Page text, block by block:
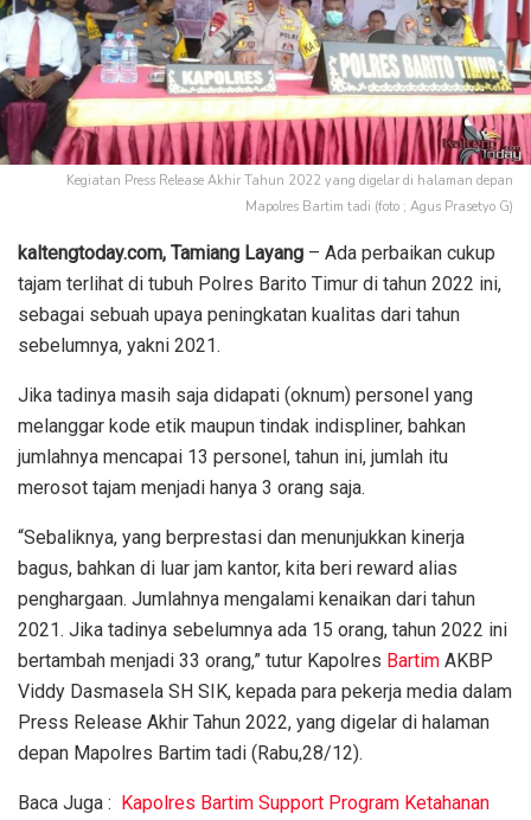
Kegiatan Press Release Akhir Tahun 2022 yang digelar di halaman depan
Mapolres Bartim tadi (foto ; Agus Prasetyo G)
kaltengtoday.com, Tamiang Layang – Ada perbaikan cukup
tajam terlihat di tubuh Polres Barito Timur di tahun 2022 ini,
sebagai sebuah upaya peningkatan kualitas dari tahun
sebelumnya, yakni 2021.
Jika tadinya masih saja didapati (oknum) personel yang
melanggar kode etik maupun tindak indispliner, bahkan
jumlahnya mencapai 13 personel, tahun ini, jumlah itu
merosot tajam menjadi hanya 3 orang saja.
“Sebaliknya, yang berprestasi dan menunjukkan kinerja
bagus, bahkan di luar jam kantor, kita beri reward alias
penghargaan. Jumlahnya mengalami kenaikan dari tahun
2021. Jika tadinya sebelumnya ada 15 orang, tahun 2022 ini
bertambah menjadi 33 orang,” tutur Kapolres Bartim AKBP
Viddy Dasmasela SH SIK, kepada para pekerja media dalam
Press Release Akhir Tahun 2022, yang digelar di halaman
depan Mapolres Bartim tadi (Rabu,28/12).
Baca Juga : Kapolres Bartim Support Program Ketahanan